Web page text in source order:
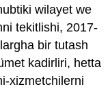
wilayet we
tekitlishi, 2017-
bir tutash
kadirliri, hetta
xizmetchilerni